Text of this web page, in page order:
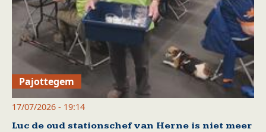
Pajottegem
17/07/2026 - 19:14
Luc de oud stationschef van Herne is niet meer